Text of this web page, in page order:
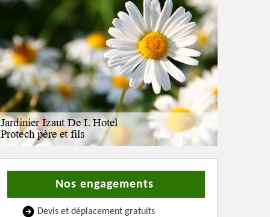
Nos engagements
Devis et déplacement gratuits